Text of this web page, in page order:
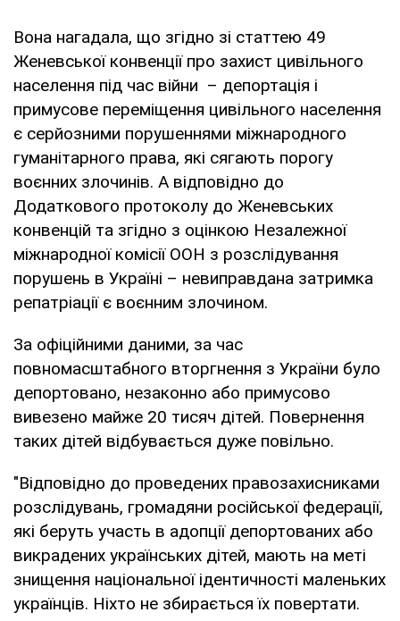
Вона нагадала, що згідно зі статтею 49
Женевської конвенції про захист цивільного
населення під час війни – депортація і
примусове переміщення цивільного населення
є серйозними порушеннями міжнародного
гуманітарного права, які сягають порогу
воєнних злочинів. А відповідно до
Додаткового протоколу до Женевських
конвенцій та згідно з оцінкою Незалежної
міжнародної комісії ООН з розслідування
порушень в Україні – невиправдана затримка
репатріації є воєнним злочином.
За офіційними даними, за час
повномасштабного вторгнення з України було
депортовано, незаконно або примусово
вивезено майже 20 тисяч дітей. Повернення
таких дітей відбувається дуже повільно.
"Відповідно до проведених правозахисниками
розслідувань, громадяни російської федерації,
які беруть участь в адопції депортованих або
викрадених українських дітей, мають на меті
знищення національної ідентичності маленьких
українців. Ніхто не збирається їх повертати.